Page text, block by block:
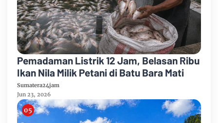
Pemadaman Listrik 12 Jam, Belasan Ribu
Ikan Nila Milik Petani di Batu Bara Mati
Sumatera24jam
Jun 23, 2026